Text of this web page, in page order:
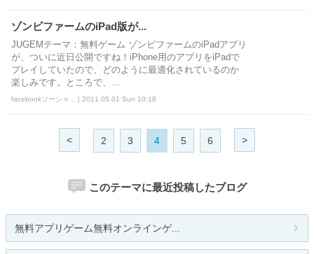
ゾンビファームのiPad版が...
JUGEMテーマ：無料ゲーム ゾンビファームのiPadアプリ
が、ついに近日公開ですね！iPhone用のアプリをiPadで
プレイしていたので、どのように最適化されているのか
楽しみです。ところで、...
facebookソーシャ... | 2011.05.01 Sun 10:18
< 2 3 4 5 6 >
このテーマに最近投稿したブログ
無料アプリゲーム無料オンラインゲ...